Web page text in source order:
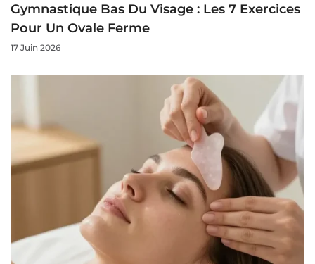
Gymnastique Bas Du Visage : Les 7 Exercices
Pour Un Ovale Ferme
17 Juin 2026